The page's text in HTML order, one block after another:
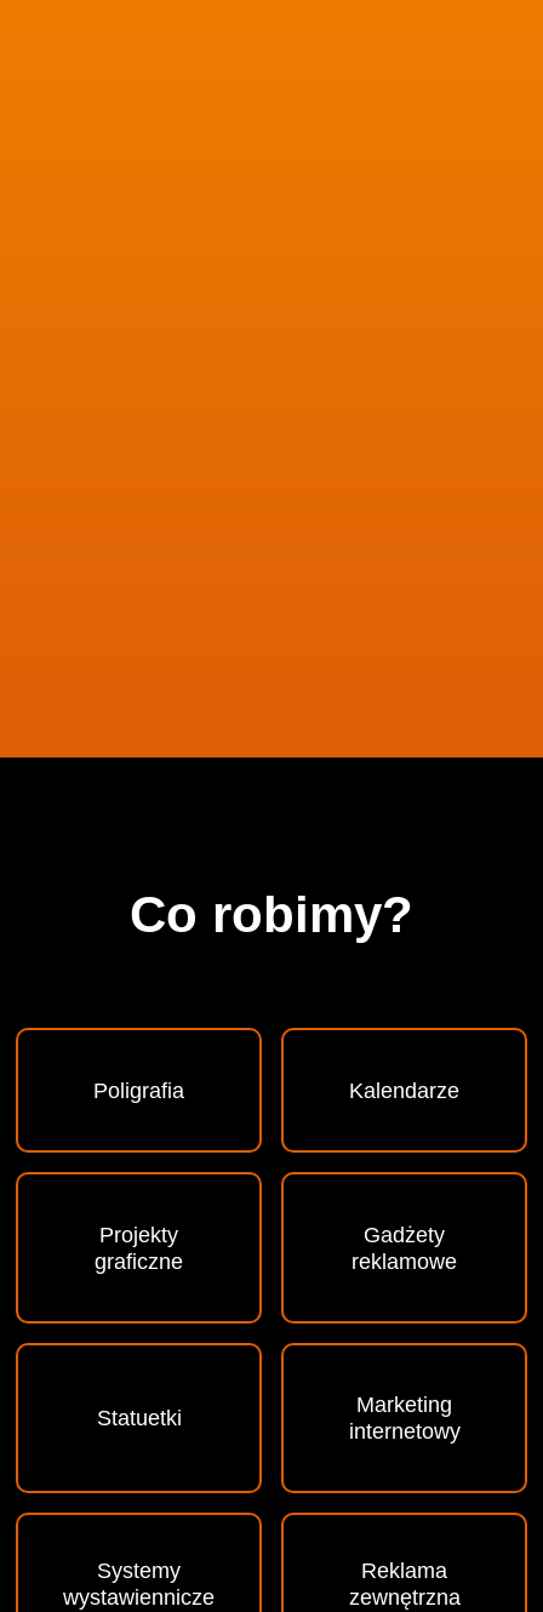
Co robimy?
Poligrafia Kalendarze
Projekty
graficzne
Gadżety
reklamowe
Statuetki
Marketing
internetowy
Systemy
wystawiennicze
Reklama
zewnętrzna